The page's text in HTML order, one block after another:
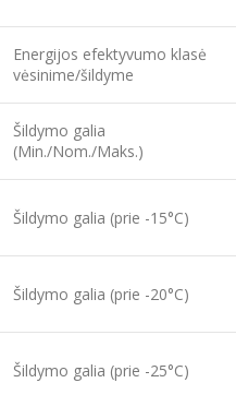
Energijos efektyvumo klasė
vėsinime/šildyme
Šildymo galia
(Min./Nom./Maks.)
Šildymo galia (prie -15°C)
Šildymo galia (prie -20°C)
Šildymo galia (prie -25°C)